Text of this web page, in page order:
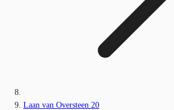
Laan van Oversteen 20